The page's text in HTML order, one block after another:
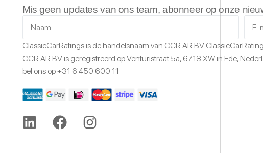
Mis geen updates van ons team, abonneer op onze
ClassicCarRatings is de handelsnaam van CCR AR B.V
CCR AR B.V. is geregistreerd op Venturistraat 5a, 6718 XWin Ede,
bel ons op+31 6 450 600 11